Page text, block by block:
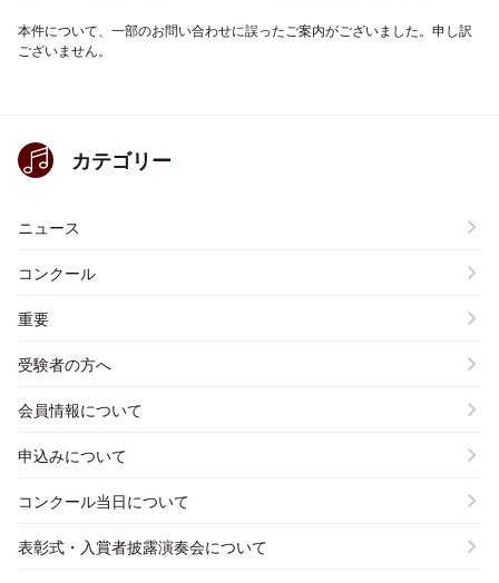
本件について、一部のお問い合わせに誤ったご案内がございました。申し訳
ございません。
カテゴリー
ニュース
コンクール
重要
受験者の方へ
会員情報について
申込みについて
コンクール当日について
表彰式・入賞者披露演奏会について